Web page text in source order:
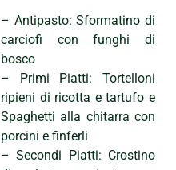
– Antipasto: Sformatino di
carciofi con funghi di
bosco
– Primi Piatti: Tortelloni
ripieni di ricotta e tartufo e
Spaghetti alla chitarra con
porcini e finferli
– Secondi Piatti: Crostino